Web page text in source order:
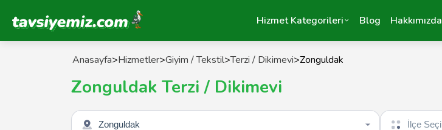
Tavsiyemiz Anasayfa Hizmet Kategorileri Blog Hakkımızda
Anasayfa>Hizmetler>Giyim / Tekstil>Terzi / Dikimevi>Zonguldak
Zonguldak Terzi / Dikimevi
Şehir seçin İlçe seçin